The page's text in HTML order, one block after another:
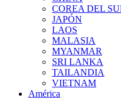
COREA DEL
JAPÓN
LAOS
MALASIA
MYANMAR
SRI LANKA
TAILANDIA
VIETNAM
América